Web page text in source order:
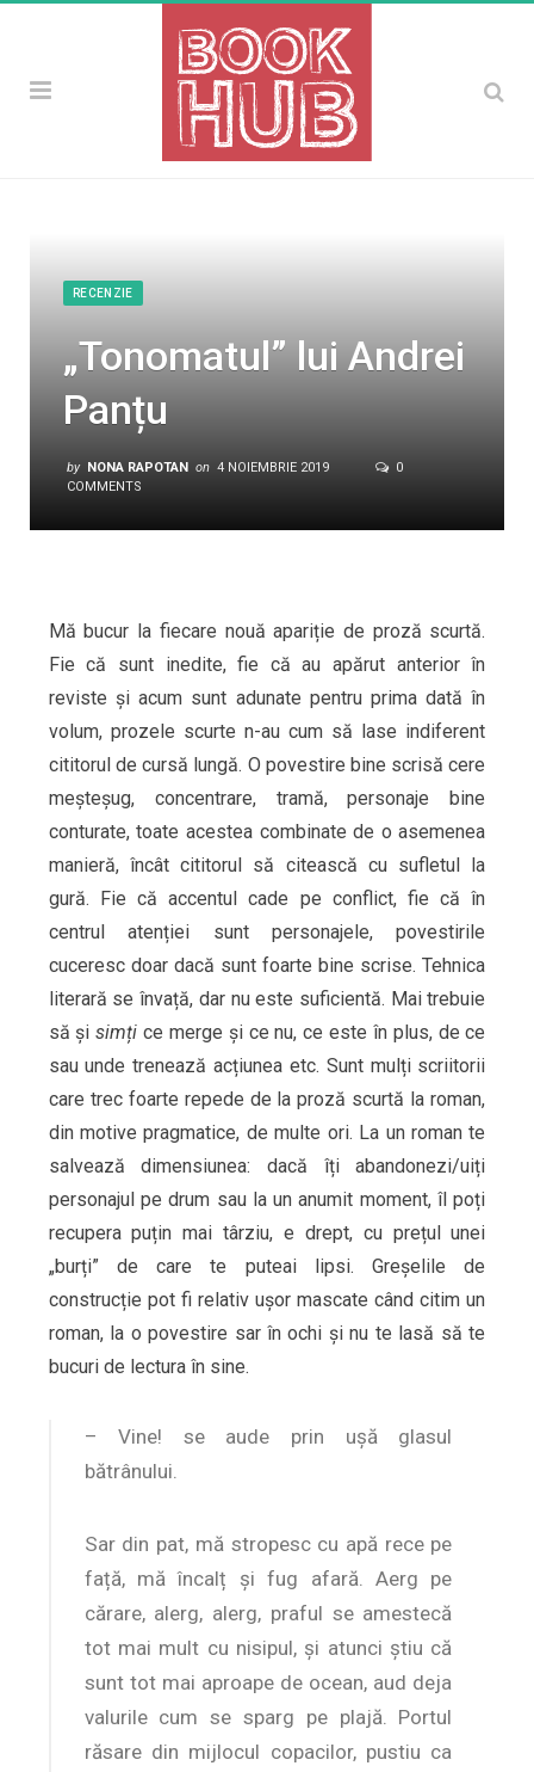
RECENZIE
„Tonomatul” lui Andrei
Panțu
by NONA RAPOTAN on 4 NOIEMBRIE 2019
0
COMMENTS
Mă bucur la fiecare nouă apariție de proză scurtă.
Fie că sunt inedite, fie că au apărut anterior în
reviste și acum sunt adunate pentru prima dată în
volum, prozele scurte n-au cum să lase indiferent
cititorul de cursă lungă. O povestire bine scrisă cere
meșteșug, concentrare, tramă, personaje bine
conturate, toate acestea combinate de o asemenea
manieră, încât cititorul să citească cu sufletul la
gură. Fie că accentul cade pe conflict, fie că în
centrul atenției sunt personajele, povestirile
cuceresc doar dacă sunt foarte bine scrise. Tehnica
literară se învață, dar nu este suficientă. Mai trebuie
să șisimțice merge și ce nu, ce este în plus, de ce
sau unde trenează acțiunea etc. Sunt mulți scriitorii
care trec foarte repede de la proză scurtă la roman,
din motive pragmatice, de multe ori. La un roman te
salvează dimensiunea: dacă îți abandonezi/uiți
personajul pe drum sau la un anumit moment, îl poți
recupera puțin mai târziu, e drept, cu prețul unei
„burți” de care te puteai lipsi. Greșelile de
construcție pot fi relativ ușor mascate când citim un
roman, la o povestire sar în ochi și nu te lasă să te
bucuri de lectura în sine.
– Vine! se aude prin ușă glasul
bătrânului.
Sar din pat, mă stropesc cu apă rece pe
față, mă încalț și fug afară. Aerg pe
cărare, alerg, alerg, praful se amestecă
tot mai mult cu nisipul, și atunci știu că
sunt tot mai aproape de ocean, aud deja
valurile cum se sparg pe plajă. Portul
răsare din mijlocul copacilor, pustiu ca